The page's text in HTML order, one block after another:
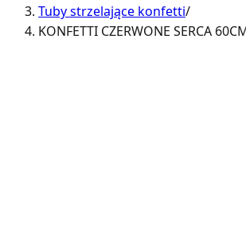
Tuby strzelające konfetti/
KONFETTI CZERWONE SERCA